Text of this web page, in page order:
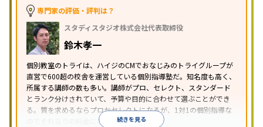
特徴
中高一貫校生に対応
応
学習にPC・タブレットを利用
科目から受講可能季節講習のみの受講可
の子どもに対応
※2023年3月調査。
専門家の評価・評判は？
スタディスタジオ株式会社代表取締役
鈴木孝一
個別教室のトライは、ハイジのCMでおなじみのトライグループが
直営で600超の校舎を運営している個別指導塾だ。知名度も高く、
所属する講師の数も多い。講師がプロ、セレクト、スタンダード
とランク分けされていて、予算や目的に合わせて選ぶことができ
る。質を求めるならプロかセレクトになるが、1対1の個別指導な
のでそれなりの料金になる。続きを見る